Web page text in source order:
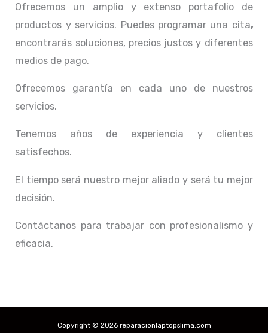
Ofrecemos un amplio y extenso portafolio de
productos y servicios. Puedes programar una cita,
encontrarás soluciones, precios justos y diferentes
medios de pago.
Ofrecemos garantía en cada uno de nuestros
servicios.
Tenemos años de experiencia y clientes
satisfechos.
El tiempo será nuestro mejor aliado y será tu mejor
decisión.
Contáctanos para trabajar con profesionalismo y
eficacia.
Copyright © 2026 reparacionlaptopslima.com